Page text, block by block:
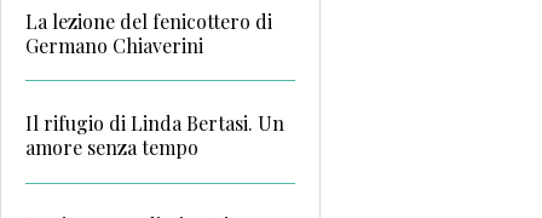
La lezione del fenicottero di
Germano Chiaverini
Il rifugio di Linda Bertasi. Un
amore senza tempo